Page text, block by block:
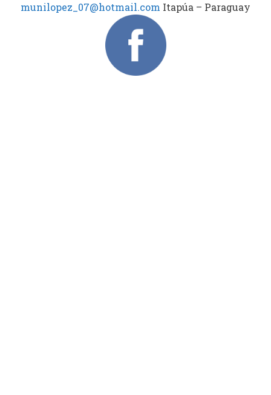
munilopez_07@hotmail.com Itapúa – Paraguay